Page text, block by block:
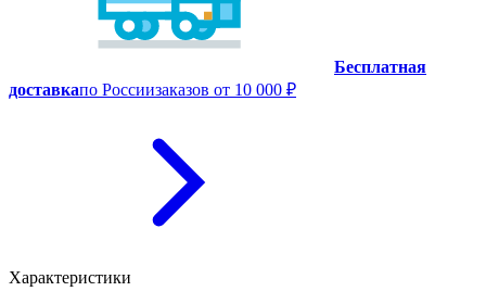
Бесплатная
доставкапо Россиизаказов от 10 000 ₽
Характеристики